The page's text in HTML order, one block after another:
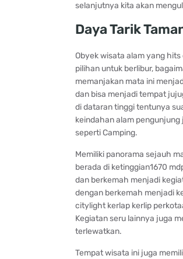
selanjutnya kita akan
Daya Tarik
Obyek wisata alam yang
pilihan untuk berlibur,
memanjakan mata ini
dan bisa menjadi tempat
di dataran tinggi tentunya
keindahan alam
seperti Camping.
Memiliki panorama sejauh
berada di ketinggian1670
dan berkemah menjadi
dengan berkemah menjadi
citylight kerlap kerlip
Kegiatan seru lainnya juga
terlewatkan.
Tempat wisata ini juga